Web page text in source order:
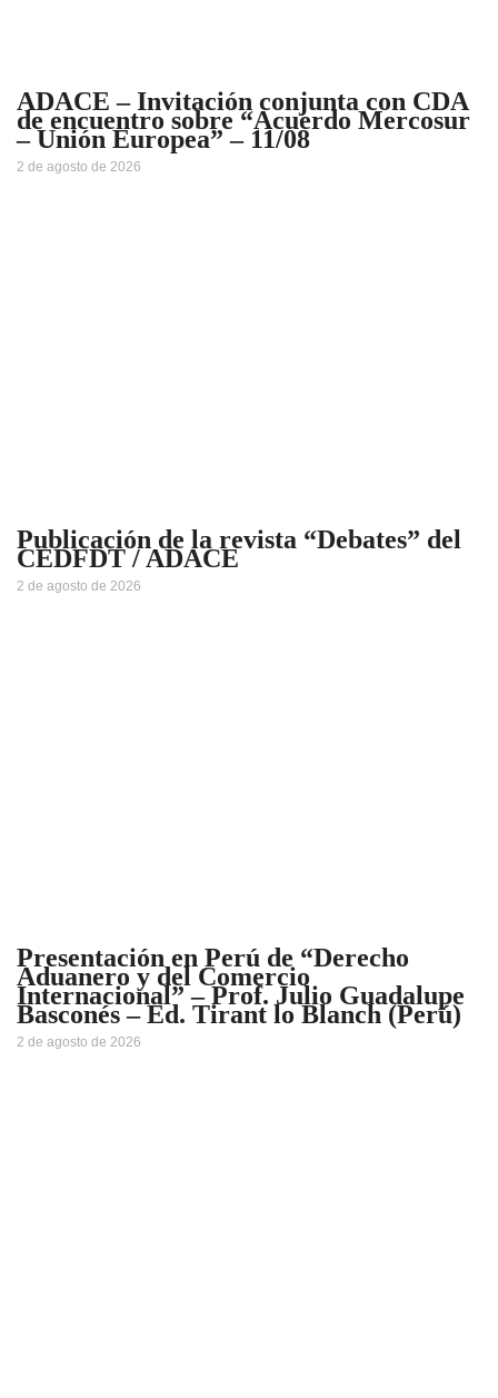
ADACE – Invitación conjunta con CDA
de encuentro sobre “Acuerdo Mercosur
– Unión Europea” – 11/08
2 de agosto de 2026
Publicación de la revista “Debates” del
CEDFDT / ADACE
2 de agosto de 2026
Presentación en Perú de “Derecho
Aduanero y del Comercio
Internacional” – Prof. Julio Guadalupe
Basconés – Ed. Tirant lo Blanch (Perú)
2 de agosto de 2026